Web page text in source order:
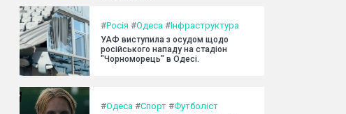
#Росія #Одеса #Інфраструктура
УАФ виступила з осудом щодо
російського нападу на стадіон
"Чорноморець" в Одесі.
#Одеса #Спорт #Футболіст